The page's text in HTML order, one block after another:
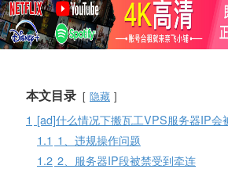
本文目录 隐藏
1 [ad]什么情况下搬瓦工VPS服务器IP会
1.1 1、违规操作问题
1.2 2、服务器IP段被禁受到牵连